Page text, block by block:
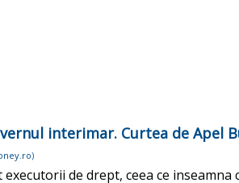
interimar. Curtea de Apel
)
de drept, ceea ce